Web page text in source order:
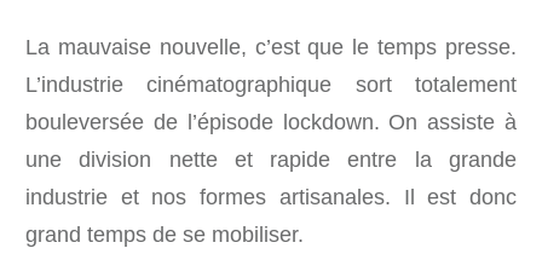
La mauvaise nouvelle, c’est que le temps presse.
L’industrie cinématographique sort totalement
bouleversée de l’épisode lockdown. On assiste à
une division nette et rapide entre la grande
industrie et nos formes artisanales. Il est donc
grand temps de se mobiliser.